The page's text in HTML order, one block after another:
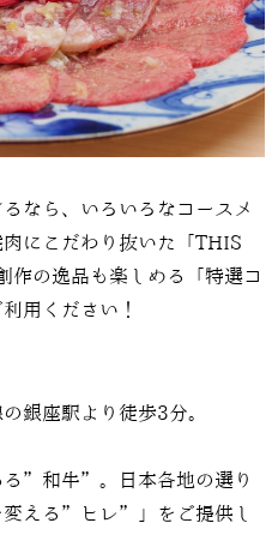
なら、いろいろなコースメ
にこだわり抜いた「THIS
の逸品も楽しめる「特選コ
用ください！
銀座駅より徒歩3分。
る”和牛”。日本各地の選り
える”ヒレ”」をご提供し